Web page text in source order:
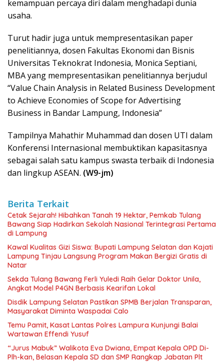
kemampuan percaya diri dalam menghadapi dunia
usaha.
Turut hadir juga untuk mempresentasikan paper
penelitiannya, dosen Fakultas Ekonomi dan Bisnis
Universitas Teknokrat Indonesia, Monica Septiani,
MBA yang mempresentasikan penelitiannya berjudul
“Value Chain Analysis in Related Business Development
to Achieve Economies of Scope for Advertising
Business in Bandar Lampung, Indonesia”
Tampilnya Mahathir Muhammad dan dosen UTI dalam
Konferensi Internasional membuktikan kapasitasnya
sebagai salah satu kampus swasta terbaik di Indonesia
dan lingkup ASEAN. (W9-jm)
Berita Terkait
Cetak Sejarah! Hibahkan Tanah 19 Hektar, Pemkab Tulang
Bawang Siap Hadirkan Sekolah Nasional Terintegrasi Pertama
di Lampung
Kawal Kualitas Gizi Siswa: Bupati Lampung Selatan dan Kajati
Lampung Tinjau Langsung Program Makan Bergizi Gratis di
Natar
Sekda Tulang Bawang Ferli Yuledi Raih Gelar Doktor Unila,
Angkat Model P4GN Berbasis Kearifan Lokal
Disdik Lampung Selatan Pastikan SPMB Berjalan Transparan,
Masyarakat Diminta Waspadai Calo
Temu Pamit, Kasat Lantas Polres Lampura Kunjungi Balai
Wartawan Effendi Yusuf
“Jurus Mabuk” Walikota Eva Dwiana, Empat Kepala OPD Di-
Plh-kan, Belasan Kepala SD dan SMP Rangkap Jabatan Plt